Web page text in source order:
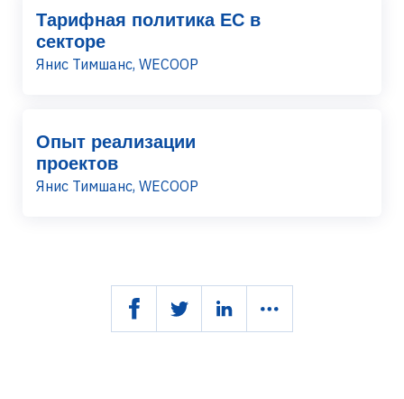
Тарифная политика ЕС в
секторе
Янис Тимшанс, WECOOP
Опыт реализации
проектов
Янис Тимшанс, WECOOP